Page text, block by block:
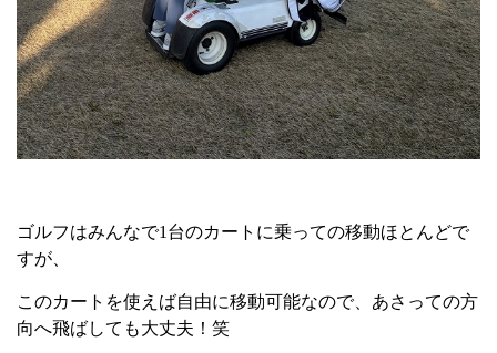
ゴルフはみんなで1 台のカートに乗っての移動ほとんどで
すが、
このカートを使えば自由に移動可能なので、あさっての方
向へ飛ばしても大丈夫！笑